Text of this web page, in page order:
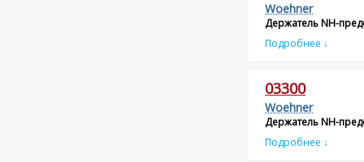
Woehner
Держатель NH-
Подробнее ↓
03300
Woehner
Держатель NH-
Подробнее ↓